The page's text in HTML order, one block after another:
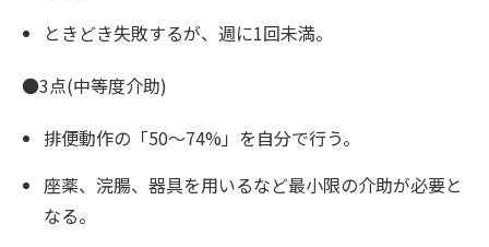
ときどき失敗するが、週に1回未満。
●3点(中等度介助)
排便動作の「50〜74%」を自分で行う。
座薬、浣腸、器具を用いるなど最小限の介助が必要と
なる。